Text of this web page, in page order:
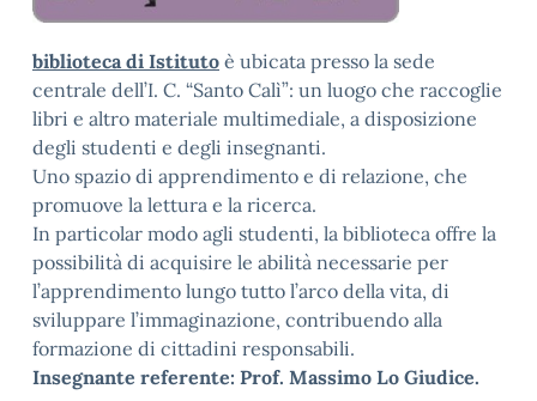
biblioteca di Istituto è ubicata presso la sede
centrale dell’I. C. “Santo Calì”: un luogo che raccoglie
libri e altro materiale multimediale, a disposizione
degli studenti e degli insegnanti.
Uno spazio di apprendimento e di relazione, che
promuove la lettura e la ricerca.
In particolar modo agli studenti, la biblioteca offre la
possibilità di acquisire le abilità necessarie per
l’apprendimento lungo tutto l’arco della vita, di
sviluppare l’immaginazione, contribuendo alla
formazione di cittadini responsabili.
Insegnante referente: Prof. Massimo Lo Giudice.